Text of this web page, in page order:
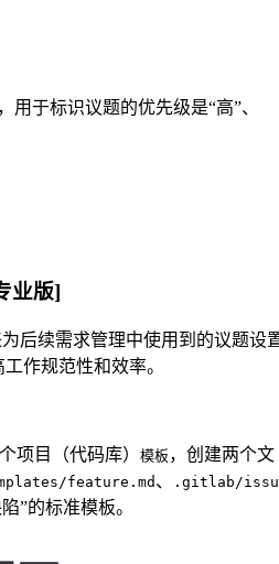
用于标识议题的优先级是“高”、
业版]
后续需求管理中使用到的议题设
作规范性和效率。
项目（代码库） 模板 ，创建两个文
feature.md 、 .gitlab/
”的标准模板。